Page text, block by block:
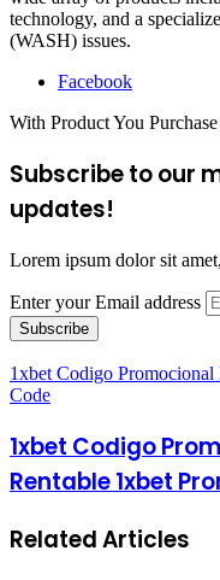
technology, and a
(WASH) issues.
Facebook
With Product You Purchase
Subscribe to our
updates!
Lorem ipsum dolor sit
Enter your Email address
1xbet Codigo
Code
1xbet Codigo
Rentable 1xbet
Related Articles